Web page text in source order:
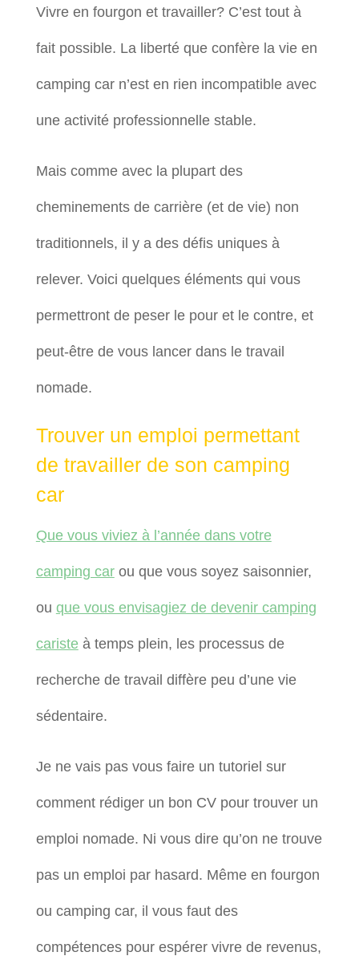
Vivre en fourgon et travailler? C’est tout à
fait possible. La liberté que confère la vie en
camping car n’est en rien incompatible avec
une activité professionnelle stable.
Mais comme avec la plupart des
cheminements de carrière (et de vie) non
traditionnels, il y a des défis uniques à
relever. Voici quelques éléments qui vous
permettront de peser le pour et le contre, et
peut-être de vous lancer dans le travail
nomade.
Trouver un emploi permettant
de travailler de son camping
car
Que vous viviez à l’année dans votre
camping carou que vous soyez saisonnier,
ou que vous envisagiez de devenir camping
caristeà temps plein, les processus de
recherche de travail diffère peu d’une vie
sédentaire.
Je ne vais pas vous faire un tutoriel sur
comment rédiger un bon CV pour trouver un
emploi nomade. Ni vous dire qu’on ne trouve
pas un emploi par hasard. Même en fourgon
ou camping car, il vous faut des
compétences pour espérer vivre de revenus,